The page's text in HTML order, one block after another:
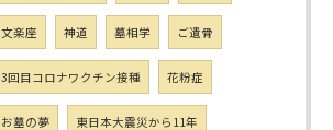
文楽座 神道 墓相学 ご遺骨
3回目コロナワクチン接種 花粉症
お墓の夢 東日本大震災から11年